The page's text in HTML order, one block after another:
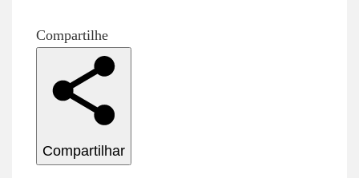
Compartilhe
Compartilhar